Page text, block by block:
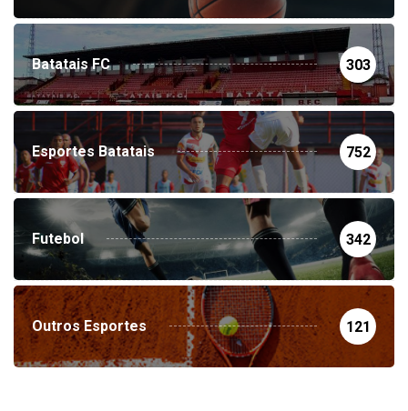
Batatais FC 303
Esportes Batatais 752
Futebol 342
Outros Esportes 121